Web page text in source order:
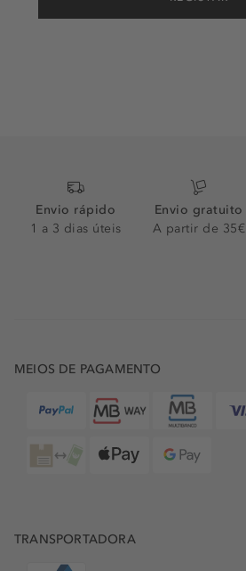
Envio rápido
1 a 3 dias úteis
Envio gratuito
A partir de 35€
MEIOS DE PAGAMENTO
TRANSPORTADORA